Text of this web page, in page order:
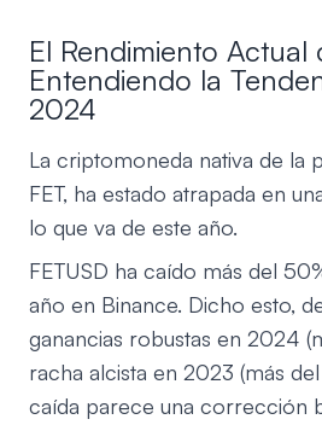
El Rendimiento Actual
Entendiendo la
2024
La criptomoneda nativa de la
FET, ha estado atrapada en
lo que va de este año.
FETUSD ha caído más del
año en Binance. Dicho esto,
ganancias robustas en 2024
racha alcista en 2023 (más
caída parece una corrección